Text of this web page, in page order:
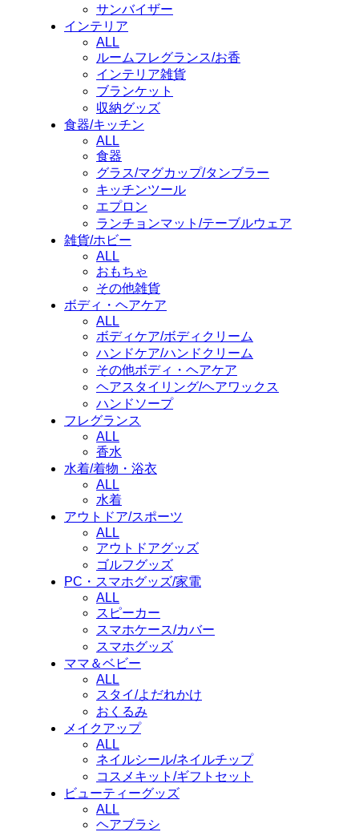
サンバイザー
インテリア
ALL
ルームフレグランス/お香
インテリア雑貨
ブランケット
収納グッズ
食器/キッチン
ALL
食器
グラス/マグカップ/タンブラー
キッチンツール
エプロン
ランチョンマット/テーブルウェア
雑貨/ホビー
ALL
おもちゃ
その他雑貨
ボディ・ヘアケア
ALL
ボディケア/ボディクリーム
ハンドケア/ハンドクリーム
その他ボディ・ヘアケア
ヘアスタイリング/ヘアワックス
ハンドソープ
フレグランス
ALL
香水
水着/着物・浴衣
ALL
水着
アウトドア/スポーツ
ALL
アウトドアグッズ
ゴルフグッズ
PC・スマホグッズ/家電
ALL
スピーカー
スマホケース/カバー
スマホグッズ
ママ＆ベビー
ALL
スタイ/よだれかけ
おくるみ
メイクアップ
ALL
ネイルシール/ネイルチップ
コスメキット/ギフトセット
ビューティーグッズ
ALL
ヘアブラシ